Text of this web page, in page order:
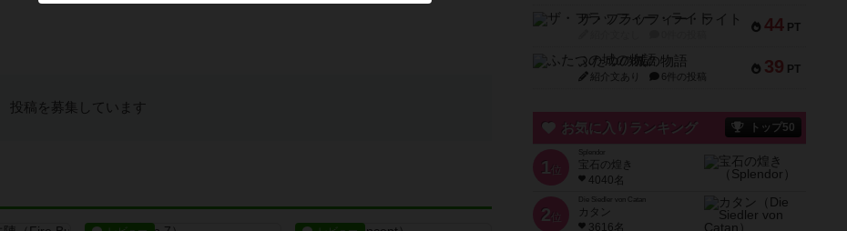
投稿を募集しています
44 PT
ザ・フラッフィー・ライト
39 PT
ふたつの城の物語
紹介文あり 6件の投稿
お気に入りランキング トップ50
1 位
宝石の煌き
4040名
2 位
Die Siedler von Catan
カタン
3616名